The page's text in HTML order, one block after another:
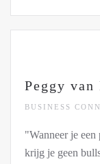
Peggy
BUSINESS
"Wanneer je
krijg je geen